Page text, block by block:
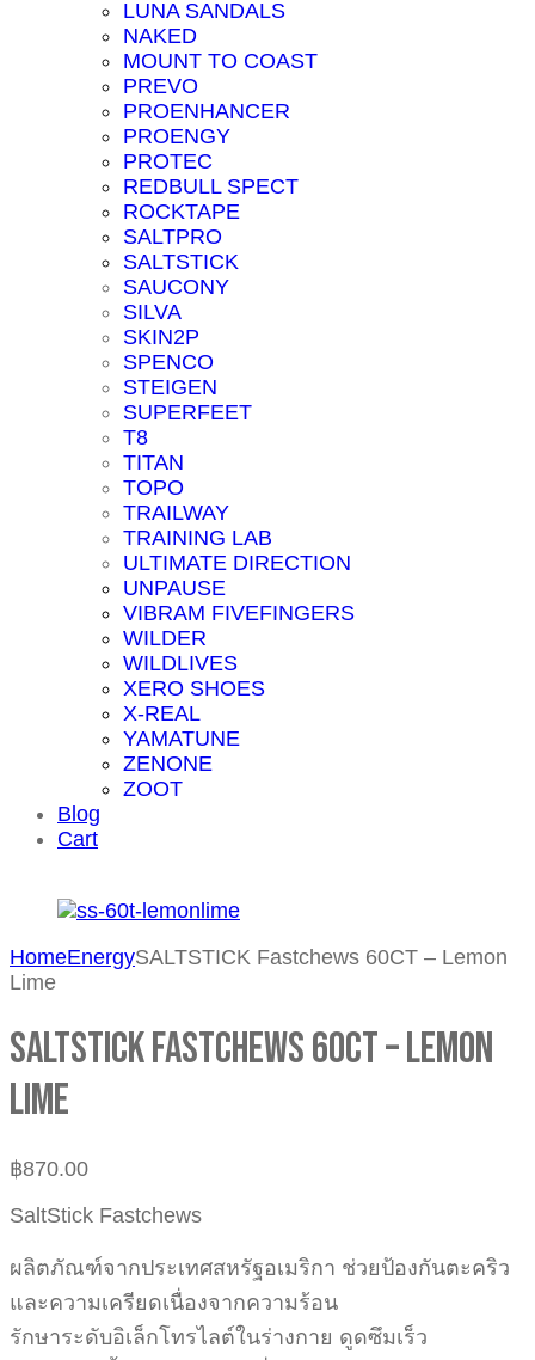
LUNA SANDALS
NAKED
MOUNT TO COAST
PREVO
PROENHANCER
PROENGY
PROTEC
REDBULL SPECT
ROCKTAPE
SALTPRO
SALTSTICK
SAUCONY
SILVA
SKIN2P
SPENCO
STEIGEN
SUPERFEET
T8
TITAN
TOPO
TRAILWAY
TRAINING LAB
ULTIMATE DIRECTION
UNPAUSE
VIBRAM FIVEFINGERS
WILDER
WILDLIVES
XERO SHOES
X-REAL
YAMATUNE
ZENONE
ZOOT
Blog
Cart
HomeEnergySALTSTICK Fastchews 60CT – Lemon
Lime
SALTSTICK Fastchews 60CT – Lemon
Lime
฿870.00
SaltStick Fastchews
ผลิตภัณฑ์จากประเทศสหรัฐอเมริกา ช่วยป้องกันตะคริว
และความเครียดเนื่องจากความร้อน
รักษาระดับอิเล็กโทรไลต์ในร่างกาย ดูดซึมเร็ว